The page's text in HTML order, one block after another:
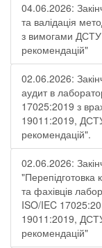
04.06.2026:
та валідація
з вимогами
рекомендацій"
02.06.2026:
аудит в
17025:2019 з
19011:2019,
рекомендацій".
02.06.2026:
"Перепідготовка
та фахівців
ISO/IEC
19011:2019,
рекомендацій"